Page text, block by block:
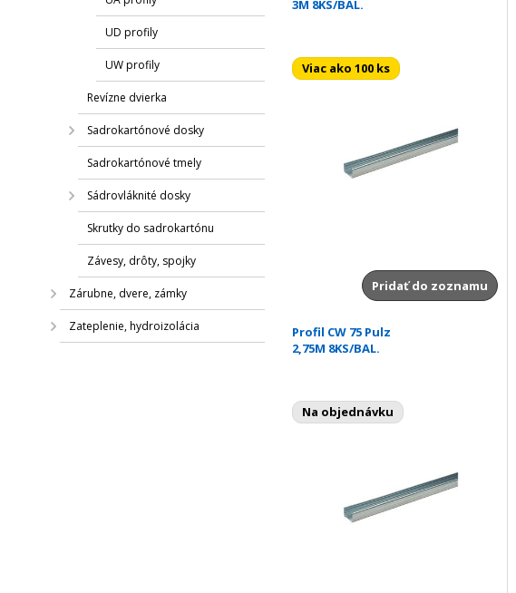
UD profily
UW profily
Revízne dvierka
Sadrokartónové dosky
Sadrokartónové tmely
Sádrovláknité dosky
Skrutky do sadrokartónu
Závesy, drôty, spojky
Zárubne, dvere, zámky
Zateplenie, hydroizolácia
3M 8KS/BAL.
Viac ako 100 ks
Pridať do zoznamu
Profil CW 75 Pulz
2,75M 8KS/BAL.
Na objednávku